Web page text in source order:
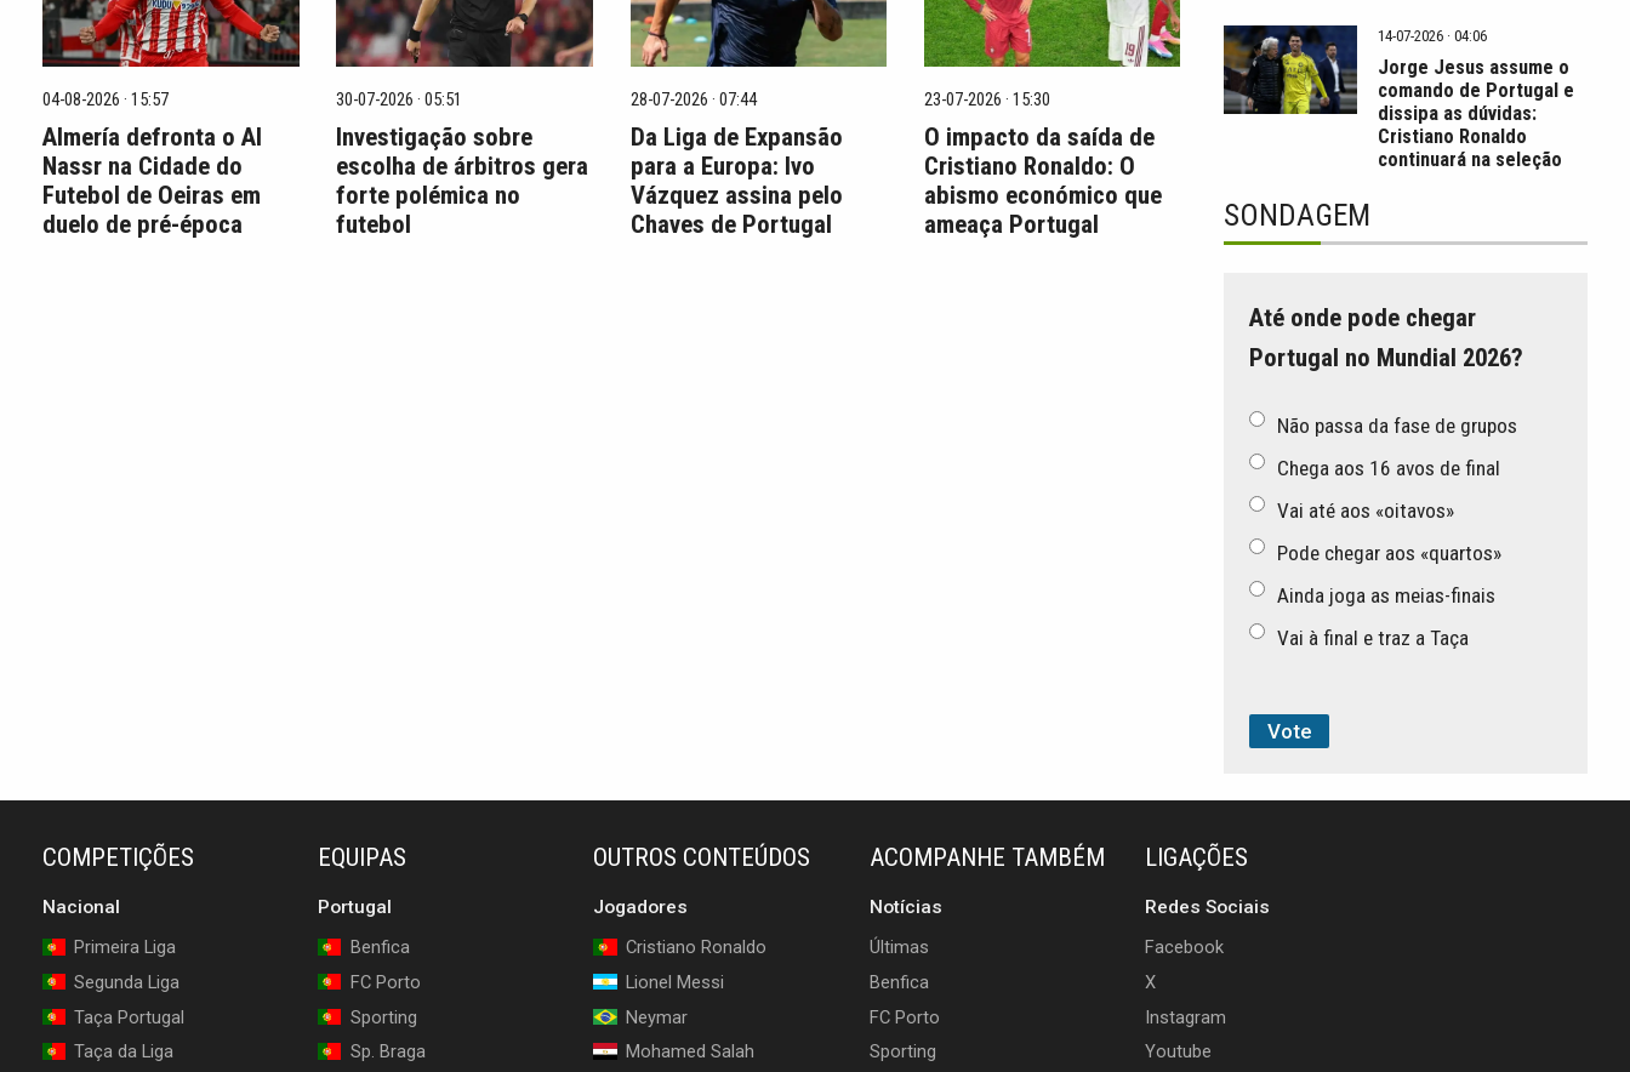
04-08-2026 · 15:57
Almería defronta o Al
Nassr na Cidade do
Futebol de Oeiras em
duelo de pré-época
30-07-2026 · 05:51
Investigação sobre
escolha de árbitros gera
forte polémica no
futebol
28-07-2026 · 07:44
Da Liga de Expansão
para a Europa: Ivo
Vázquez assina pelo
Chaves de Portugal
23-07-2026 · 15:30
O impacto da saída de
Cristiano Ronaldo: O
abismo económico que
ameaça Portugal
14-07-2026 · 04:06
Jorge Jesus assume o
comando de Portugal e
dissipa as dúvidas:
Cristiano Ronaldo
continuará na seleção
SONDAGEM
Até onde pode chegar
Portugal no Mundial 2026?
Não passa da fase de grupos
Chega aos 16 avos de final
Vai até aos «oitavos»
Pode chegar aos «quartos»
Ainda joga as meias-finais
Vai à final e traz a Taça
COMPETIÇÕES
Nacional
Primeira Liga
Segunda Liga
Taça Portugal
Taça da Liga
EQUIPAS
Portugal
Benfica
FC Porto
Sporting
Sp. Braga
OUTROS CONTEÚDOS
Jogadores
Cristiano Ronaldo
Lionel Messi
Neymar
Mohamed Salah
ACOMPANHE TAMBÉM
Notícias
Últimas
Benfica
FC Porto
Sporting
LIGAÇÕES
Redes Sociais
Facebook
X
Instagram
Youtube